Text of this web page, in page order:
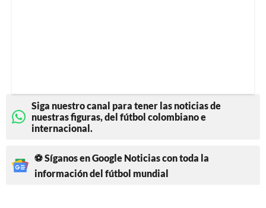
Siga nuestro canal para tener las noticias de
nuestras figuras, del fútbol colombiano e
internacional.
⚽ Síganos en Google Noticias con toda la
información del fútbol mundial